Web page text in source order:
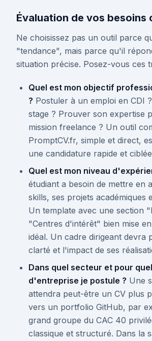
Évaluation de vos besoins
Ne choisissez pas un outil parce
"tendance", mais parce qu'il
situation précise. Posez-vous ces
Quel est mon objectif
? Postuler à un emploi en CDI
stage ? Prouver son expertise
mission freelance ? Un outil
PromptCV.fr, simple et direct,
une candidature rapide et
Quel est mon niveau
étudiant a besoin de mettre en
skills, ses projets académiques
Un template avec une section
"Centres d'intérêt" bien mise
idéal. Un cadre dirigeant devra
clarté et l'impact de ses
Dans quel secteur et pour
d'entreprise je postule ? Une
attendra peut-être un CV plus
vers un portfolio GitHub, par
grand groupe du CAC 40
classique et structuré. Dans la